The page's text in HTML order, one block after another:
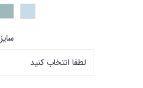
سایز